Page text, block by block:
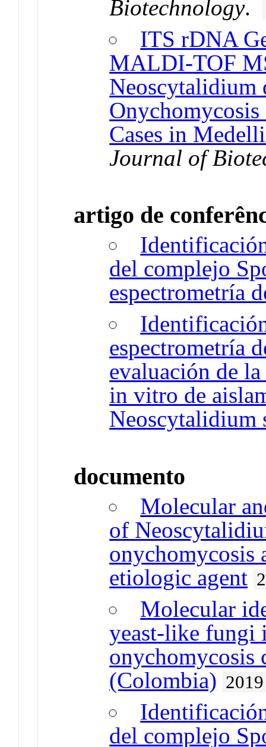
Biotechnology.
ITS rDNA
MALDI-TOF
Neoscytalidium
Cases in
Journal of
artigo de
del complejo
espectrometría
espectrometría
evaluación de
in vitro de
Neoscytalidium
documento
Molecular
of
onychomycosis
etiologic agent
Molecular
yeast-like fungi
onychomycosis
(Colombia) 2019
del complejo